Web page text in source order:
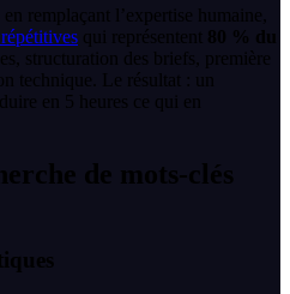
remplaçant l’expertise humaine,
qui représentent 80 % du
structuration des briefs, première
technique. Le résultat : un
en 5 heures ce qui en
de mots-clés